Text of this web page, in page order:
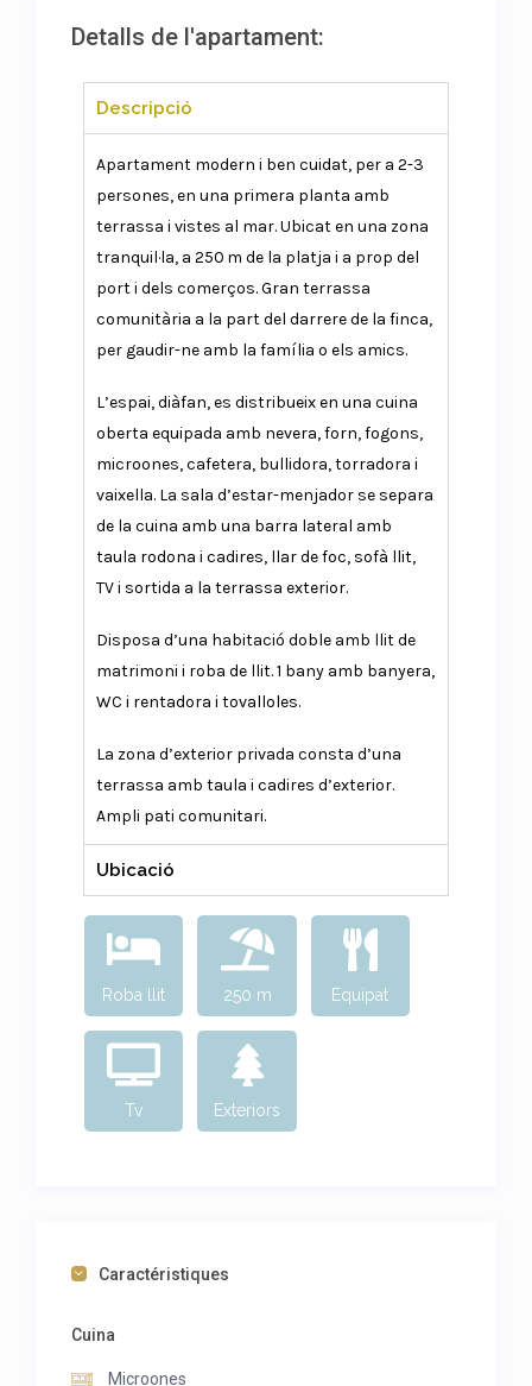
Detalls de l'apartament:
Descripció
Apartament modern i ben cuidat, per a 2-3
persones, en una primera planta amb
terrassa i vistes al mar. Ubicat en una zona
tranquil·la, a 250 m de la platja i a prop del
port i dels comerços. Gran terrassa
comunitària a la part del darrere de la finca,
per gaudir-ne amb la família o els amics.
L’espai, diàfan, es distribueix en una cuina
oberta equipada amb nevera, forn, fogons,
microones, cafetera, bullidora, torradora i
vaixella. La sala d’estar-menjador se separa
de la cuina amb una barra lateral amb
taula rodona i cadires, llar de foc, sofà llit,
TV i sortida a la terrassa exterior.
Disposa d’una habitació doble amb llit de
matrimoni i roba de llit. 1 bany amb banyera,
WC i rentadora i tovalloles.
La zona d’exterior privada consta d’una
terrassa amb taula i cadires d’exterior.
Ampli pati comunitari.
Ubicació
Roba llit 250 m Equipat
Tv Exteriors
Caractéristiques
Cuina
Microones